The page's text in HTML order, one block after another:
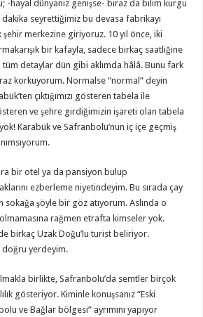
-hayal dünyanız genişse- biraz da bilim kurgu
seyrettiğimiz bu devasa fabrikayı
merkezine giriyoruz. 10 yıl önce, iki
bir kafayla, sadece birkaç saatliğine
detaylar dün gibi aklımda hâlâ. Bunu fark
korkuyorum. Normalse “normal” deyin
çıktığımızı gösteren tabela ile
ve şehre girdiğimizin işareti olan tabela
Karabük ve Safranbolu’nun iç içe geçmiş
bir otel ya da pansiyon bulup
ezberleme niyetindeyim. Bu sırada çay
sokağa şöyle bir göz atıyorum. Aslında o
rağmen etrafta kimseler yok.
birkaç Uzak Doğu’lu turist beliriyor.
doğru yerdeyim.
birlikte, Safranbolu’da semtler birçok
gösteriyor. Kiminle konuşsanız “Eski
ve Bağlar bölgesi” ayrımını yapıyor